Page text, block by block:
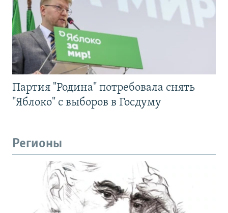
Партия "Родина" потребовала снять
"Яблоко" с выборов в Госдуму
Регионы